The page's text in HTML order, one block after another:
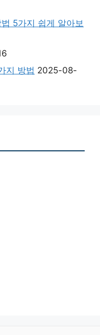
5가지 쉽게 알아보
지 방법 2025-08-